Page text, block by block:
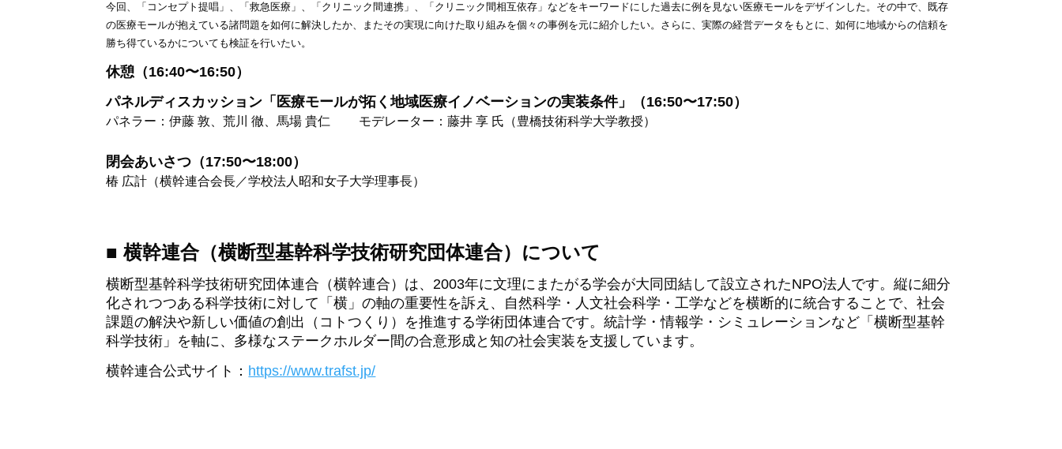
今回、「コンセプト提唱」、「救急医療」、「クリニック間連携」、「クリニック間相互依存」などをキーワードにした過去に例を見ない医療モールをデザインした。その中で、既存
の医療モールが抱えている諸問題を如何に解決したか、またその実現に向けた取り組みを個々の事例を元に紹介したい。さらに、実際の経営データをもとに、如何に地域からの信頼を
勝ち得ているかについても検証を行いたい。
休憩（16:40〜16:50）
パネルディスカッション「医療モールが拓く地域医療イノベーションの実装条件」（16:50〜17:50）
パネラー：伊藤 敦、荒川 徹、馬場 貴仁 モデレーター：藤井 享 氏（豊橋技術科学大学教授）
閉会あいさつ（17:50〜18:00）
椿 広計（横幹連合会長／学校法人昭和女子大学理事長）
■ 横幹連合（横断型基幹科学技術研究団体連合）について
横断型基幹科学技術研究団体連合（横幹連合）は、2003年に文理にまたがる学会が大同団結して設立されたNPO法人です。縦に細分
化されつつある科学技術に対して「横」の軸の重要性を訴え、自然科学・人文社会科学・工学などを横断的に統合することで、社会
課題の解決や新しい価値の創出（コトつくり）を推進する学術団体連合です。統計学・情報学・シミュレーションなど「横断型基幹
科学技術」を軸に、多様なステークホルダー間の合意形成と知の社会実装を支援しています。
横幹連合公式サイト： https://www.trafst.jp/